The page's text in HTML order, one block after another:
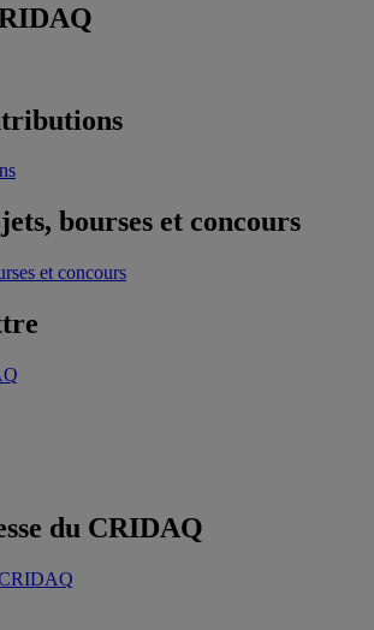
bourses et concours
et concours
du CRIDAQ
CRIDAQ